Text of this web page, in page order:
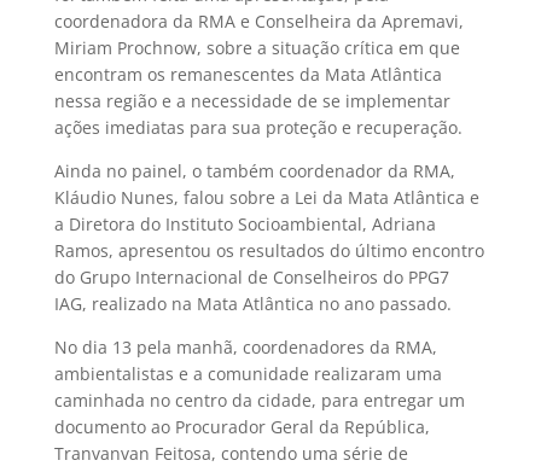
coordenadora da RMA e Conselheira da Apremavi,
Miriam Prochnow, sobre a situação crítica em que
encontram os remanescentes da Mata Atlântica
nessa região e a necessidade de se implementar
ações imediatas para sua proteção e recuperação.
Ainda no painel, o também coordenador da RMA,
Kláudio Nunes, falou sobre a Lei da Mata Atlântica e
a Diretora do Instituto Socioambiental, Adriana
Ramos, apresentou os resultados do último encontro
do Grupo Internacional de Conselheiros do PPG7 
IAG, realizado na Mata Atlântica no ano passado.
No dia 13 pela manhã, coordenadores da RMA,
ambientalistas e a comunidade realizaram uma
caminhada no centro da cidade, para entregar um
documento ao Procurador Geral da República,
Tranvanvan Feitosa, contendo uma série de